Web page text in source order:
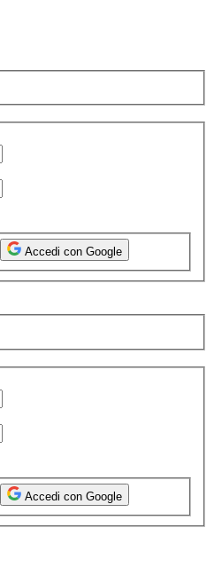
Accedi con Google
Accedi con Google